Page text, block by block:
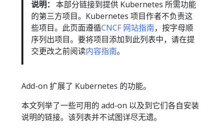
说明： 本部分链接到提供 Kubernetes 所需功能
的第三方项目。Kubernetes 项目作者不负责这
些项目。此页面遵循CNCF 网站指南，按字母顺
序列出项目。要将项目添加到此列表中，请在提
交更改之前阅读内容指南。
Add-on 扩展了 Kubernetes 的功能。
本文列举了一些可用的 add-on 以及到它们各自安装
说明的链接。该列表并不试图详尽无遗。